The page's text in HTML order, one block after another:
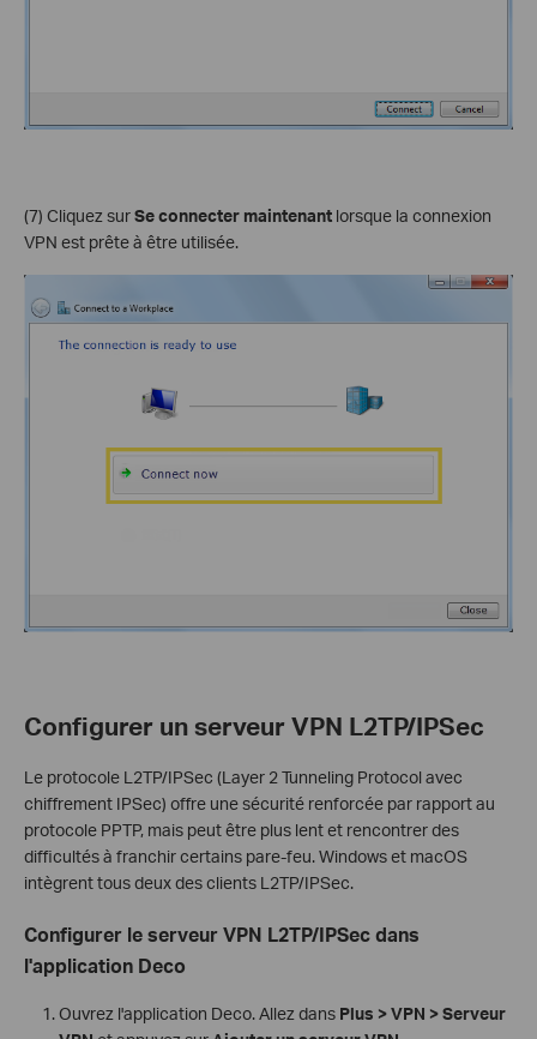
(7) Cliquez surSe connecter maintenant lorsque la connexion
VPN est prête à être utilisée.
Configurer un serveur VPN L2TP/IPSec
Le protocole L2TP/IPSec (Layer 2 Tunneling Protocol avec
chiffrement IPSec) offre une sécurité renforcée par rapport au
protocole PPTP, mais peut être plus lent et rencontrer des
difficultés à franchir certains pare-feu. Windows et macOS
intègrent tous deux des clients L2TP/IPSec.
Configurer le serveur VPN L2TP/IPSec dans
l'application Deco
Ouvrez l'application Deco. Allez dans Plus > VPN > Serveur